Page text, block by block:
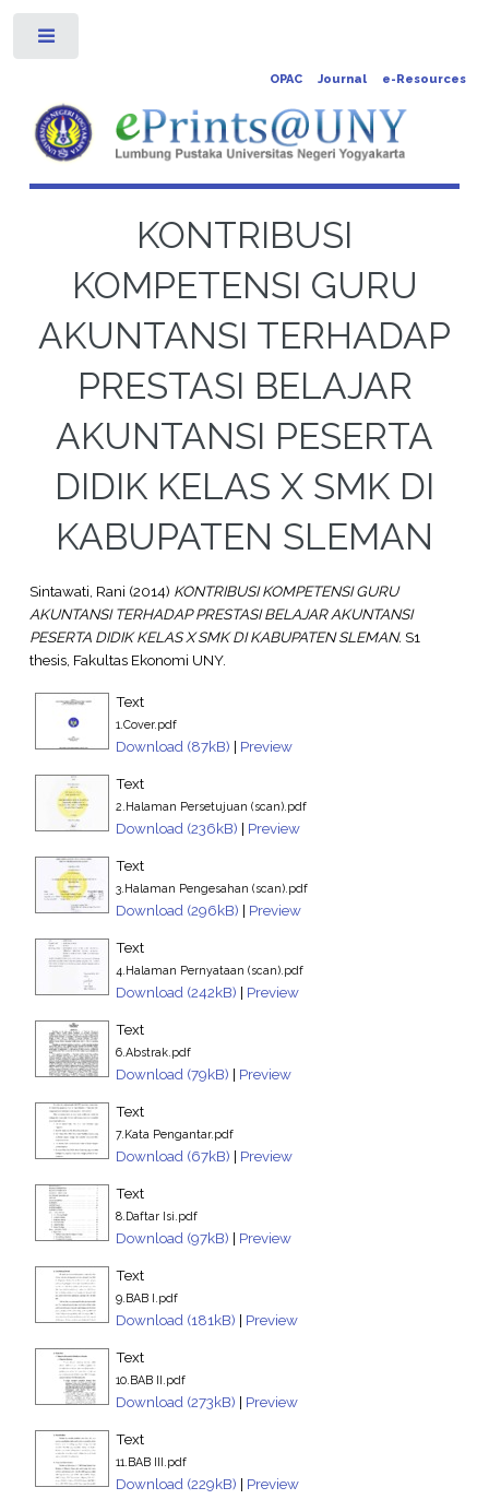
OPAC Journal e-Resources
KONTRIBUSI
KOMPETENSI GURU
AKUNTANSI TERHADAP
PRESTASI BELAJAR
AKUNTANSI PESERTA
DIDIK KELAS X SMK DI
KABUPATEN SLEMAN
Sintawati, Rani (2014) KONTRIBUSI KOMPETENSI GURU
AKUNTANSI TERHADAP PRESTASI BELAJAR AKUNTANSI
PESERTA DIDIK KELAS X SMK DI KABUPATEN SLEMAN. S1
thesis, Fakultas Ekonomi UNY.
Text
1.Cover.pdf
Download (87kB) | Preview
Text
2.Halaman Persetujuan (scan).pdf
Download (236kB) | Preview
Text
3.Halaman Pengesahan (scan).pdf
Download (296kB) | Preview
Text
4.Halaman Pernyataan (scan).pdf
Download (242kB) | Preview
Text
6.Abstrak.pdf
Download (79kB) | Preview
Text
7.Kata Pengantar.pdf
Download (67kB) | Preview
Text
8.Daftar Isi.pdf
Download (97kB) | Preview
Text
9.BAB I.pdf
Download (181kB) | Preview
Text
10.BAB II.pdf
Download (273kB) | Preview
Text
11.BAB III.pdf
Download (229kB) | Preview